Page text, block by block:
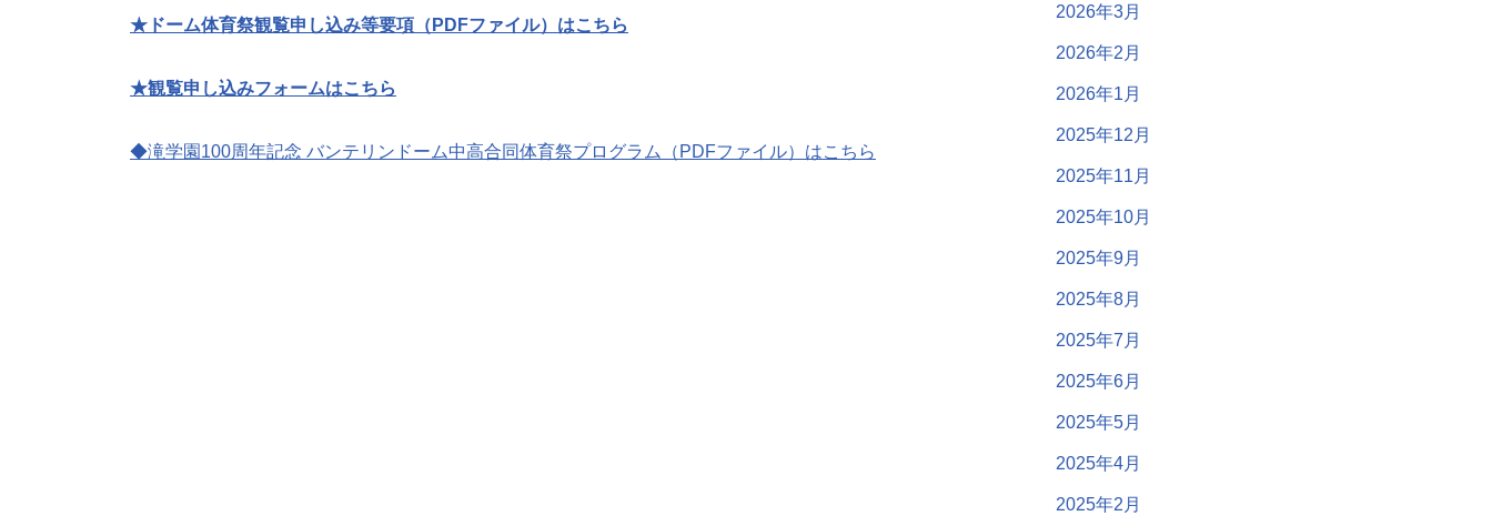
★ドーム体育祭観覧申し込み等要項（PDFファイル）はこちら
★観覧申し込みフォームはこちら
◆滝学園100周年記念 バンテリンドーム中高合同体育祭プログラム（PDFファイル）はこちら
2026年3月
2026年2月
2026年1月
2025年12月
2025年11月
2025年10月
2025年9月
2025年8月
2025年7月
2025年6月
2025年5月
2025年4月
2025年2月